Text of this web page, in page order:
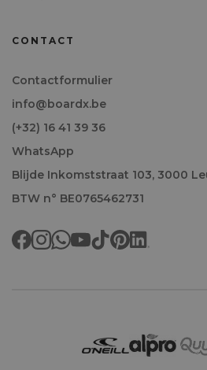
CONTACT
Contactformulier
info@boardx.be
(+32) 16 41 39 36
WhatsApp
Blijde Inkomststraat 103, 3000
BTW n° BE0765462731